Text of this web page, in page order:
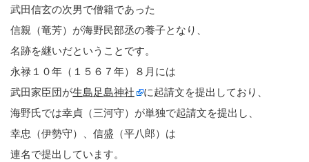
武田信玄の次男で僧籍であった
信親（竜芳）が海野民部丞の養子となり、
名跡を継いだということです。
永禄１０年（１５６７年）８月には
武田家臣団が生島足島神社
に起請文を提出しており、
海野氏では幸貞（三河守）が単独で起請文を提出し、
幸忠（伊勢守）、信盛（平八郎）は
連名で提出しています。